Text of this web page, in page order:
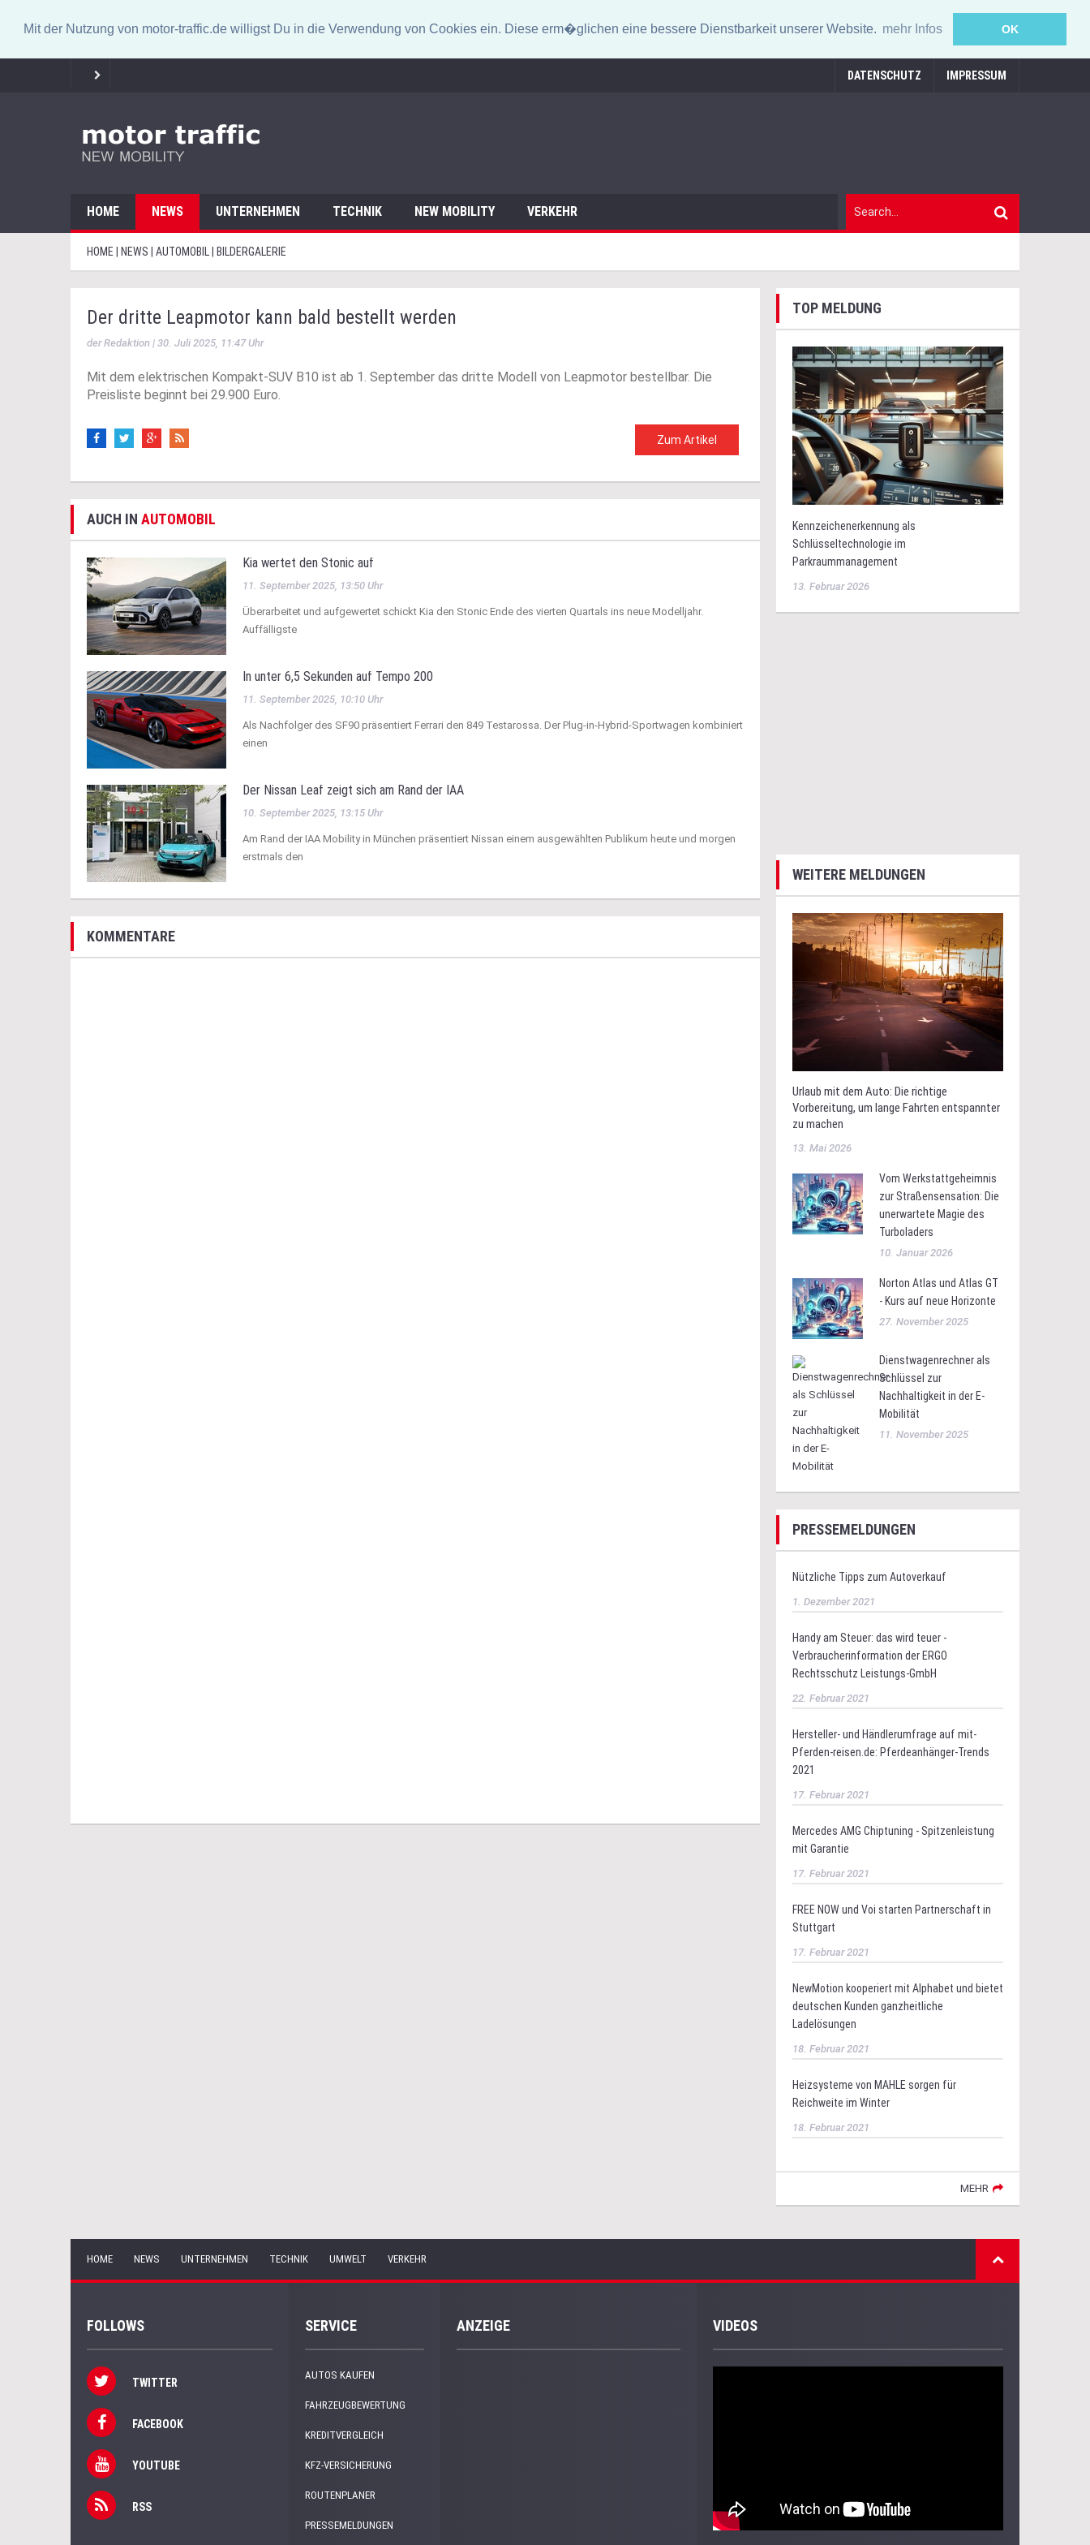
Mit der Nutzung von motor-traffic.de willigst Du in die Verwendung von Cookies ein. Diese erm�glichen eine bessere Dienstbarkeit unserer Website. mehr Infos OK
DATENSCHUTZ IMPRESSUM
HOME NEWS UNTERNEHMEN TECHNIK NEW MOBILITY VERKEHR
HOME | NEWS | AUTOMOBIL | BILDERGALERIE
Der dritte Leapmotor kann bald bestellt werden
der Redaktion | 30. Juli 2025, 11:47 Uhr
Mit dem elektrischen Kompakt-SUV B10 ist ab 1. September das dritte Modell von Leapmotor bestellbar. Die
Preisliste beginnt bei 29.900 Euro.
Zum Artikel
AUCH IN AUTOMOBIL
Kia wertet den Stonic auf
11. September 2025, 13:50 Uhr
Überarbeitet und aufgewertet schickt Kia den Stonic Ende des vierten Quartals ins neue Modelljahr.
Auffälligste
In unter 6,5 Sekunden auf Tempo 200
11. September 2025, 10:10 Uhr
Als Nachfolger des SF90 präsentiert Ferrari den 849 Testarossa. Der Plug-in-Hybrid-Sportwagen kombiniert
einen
Der Nissan Leaf zeigt sich am Rand der IAA
10. September 2025, 13:15 Uhr
Am Rand der IAA Mobility in München präsentiert Nissan einem ausgewählten Publikum heute und morgen
erstmals den
KOMMENTARE
TOP MELDUNG
Kennzeichenerkennung als
Schlüsseltechnologie im
Parkraummanagement
13. Februar 2026
WEITERE MELDUNGEN
Urlaub mit dem Auto: Die richtige
Vorbereitung, um lange Fahrten entspannter
zu machen
13. Mai 2026
Vom Werkstattgeheimnis
zur Straßensensation: Die
unerwartete Magie des
Turboladers
10. Januar 2026
Norton Atlas und Atlas GT
- Kurs auf neue Horizonte
27. November 2025
Dienstwagenrechner als
Schlüssel zur
Nachhaltigkeit in der E-
Mobilität
11. November 2025
PRESSEMELDUNGEN
Nützliche Tipps zum Autoverkauf
1. Dezember 2021
Handy am Steuer: das wird teuer -
Verbraucherinformation der ERGO
Rechtsschutz Leistungs-GmbH
22. Februar 2021
Hersteller- und Händlerumfrage auf mit-
Pferden-reisen.de: Pferdeanhänger-Trends
2021
17. Februar 2021
Mercedes AMG Chiptuning - Spitzenleistung
mit Garantie
17. Februar 2021
FREE NOW und Voi starten Partnerschaft in
Stuttgart
17. Februar 2021
NewMotion kooperiert mit Alphabet und bietet
deutschen Kunden ganzheitliche
Ladelösungen
18. Februar 2021
Heizsysteme von MAHLE sorgen für
Reichweite im Winter
18. Februar 2021
MEHR
HOME NEWS UNTERNEHMEN TECHNIK UMWELT VERKEHR
FOLLOWS
TWITTER
FACEBOOK
YOUTUBE
RSS
SERVICE
AUTOS KAUFEN
FAHRZEUGBEWERTUNG
KREDITVERGLEICH
KFZ-VERSICHERUNG
ROUTENPLANER
PRESSEMELDUNGEN
ANZEIGE VIDEOS